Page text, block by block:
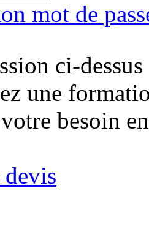
mot de
ci-
une
besoin
devis